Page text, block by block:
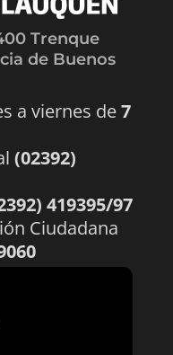
Trenque
de Buenos
a viernes de7
(02392)
419395/97
Ciudadana